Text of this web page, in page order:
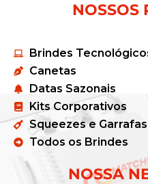
NOSSOS
Brindes
Canetas
Datas Sazonais
Kits Corporativos
Squeezes e Garrafas
Todos os Brindes
NOSSA